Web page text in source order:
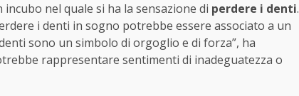
nel quale si ha la sensazione di perdere i denti.
i denti in sogno potrebbe essere associato a un
sono un simbolo di orgoglio e di forza”, ha
rappresentare sentimenti di inadeguatezza o